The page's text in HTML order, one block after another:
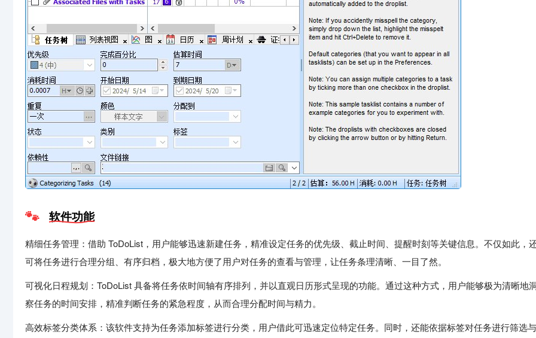
软件功能
精细任务管理：借助 ToDoList，用户能够迅速新建任务，精准设定任务的优先级、截止时间、提醒时刻等关键信息。不仅如此，
可将任务进行合理分组、有序归档，极大地方便了用户对任务的查看与管理，让任务条理清晰、一目了然。
可视化日程规划：ToDoList 具备将任务依时间轴有序排列，并以直观日历形式呈现的功能。通过这种方式，用户能够极为清晰地
察任务的时间安排，精准判断任务的紧急程度，从而合理分配时间与精力。
高效标签分类体系：该软件支持为任务添加标签进行分类，用户借此可迅速定位特定任务。同时，还能依据标签对任务进行筛选与